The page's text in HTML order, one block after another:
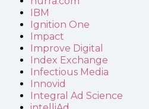
IBM
Ignition One
Impact
Improve Digital
Index Exchange
Infectious Media
Innovid
Integral Ad Science